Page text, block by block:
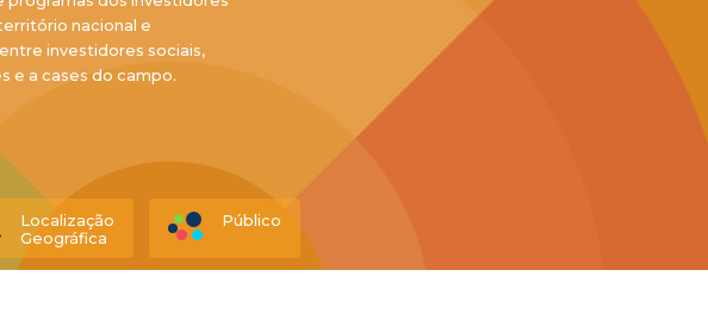
nacional e
investidores sociais,
e a cases do campo.
Localização
Geográfica
Público